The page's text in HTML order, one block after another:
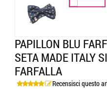
PAPILLON BLU
SETA MADE ITALY
FARFALLA
Recensisci questo